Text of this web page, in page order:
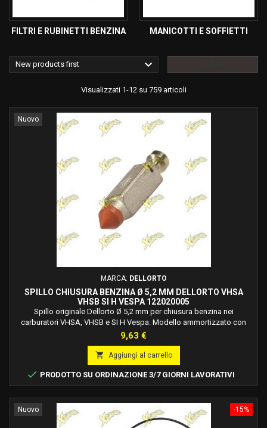
FILTRI E RUBINETTI BENZINA MANICOTTI E SOFFIETTI
New products first 
Visualizzati 1-12 su 759 articoli
Nuovo
MARCA: DELLORTO
SPILLO CHIUSURA BENZINA Ø 5,2 MM DELLORTO VHSA
VHSB SI H VESPA 122020005
Spillo originale Dellorto Ø 5,2 mm per chiusura benzina nei
carburatori VHSA, VHSB e SI H Vespa. Modello ammortizzato con
punta rossa in Viton per una tenuta affidabile. Made in Italy.
Prezzo
9,63 €
 Aggiungi al carrello
 PRODOTTO SU ORDINAZIONE 3/7 GIORNI LAVORATIVI
-15%
Nuovo